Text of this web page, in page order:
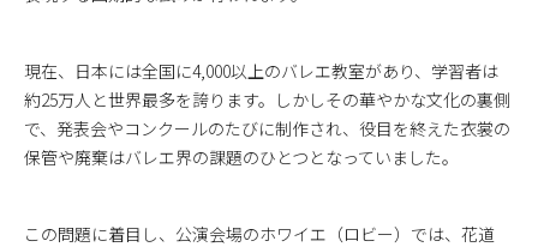
現在、日本には全国に4,000以上のバレエ教室があり、学習者は
約25万人と世界最多を誇ります。しかしその華やかな文化の裏側
で、発表会やコンクールのたびに制作され、役目を終えた衣裳の
保管や廃棄はバレエ界の課題のひとつとなっていました。
この問題に着目し、公演会場のホワイエ（ロビー）では、花道